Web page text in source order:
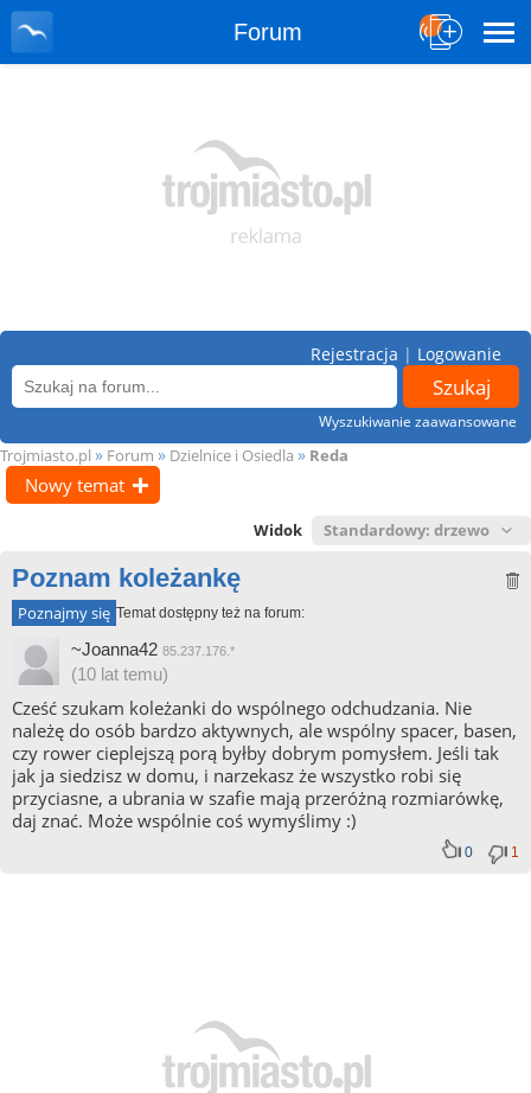
Forum
Wyszukiwanie zaawansowane
Rejestracja | Logowanie
Trojmiasto.pl » Forum » Dzielnice i Osiedla » Reda
Nowy temat
Widok
Poznam koleżankę
Poznajmy się Temat dostępny też na forum:
~Joanna42 85.237.176.*
(10 lat temu)
Cześć szukam koleżanki do wspólnego odchudzania. Nie
należę do osób bardzo aktywnych, ale wspólny spacer, basen,
czy rower cieplejszą porą byłby dobrym pomysłem. Jeśli tak
jak ja siedzisz w domu, i narzekasz że wszystko robi się
przyciasne, a ubrania w szafie mają przeróżną rozmiarówkę,
daj znać. Może wspólnie coś wymyślimy :)
0 1